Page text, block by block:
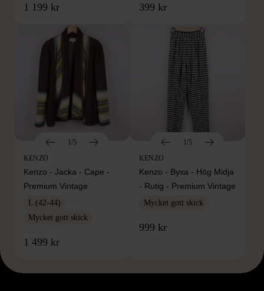
1 199 kr 399 kr
1/5
KENZO
Kenzo - Jacka - Cape -
Premium Vintage
L (42-44)
Mycket gott skick
1 499 kr
1/5
KENZO
Kenzo - Byxa - Hög Midja
- Rutig - Premium Vintage
Mycket gott skick
999 kr